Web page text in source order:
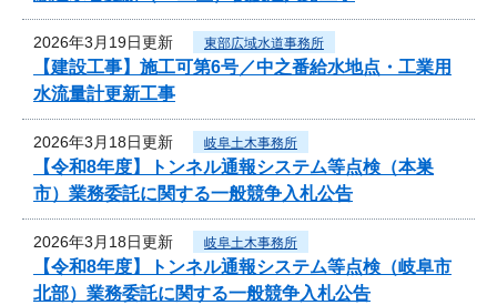
2026年3月19日更新 東部広域水道事務所
【建設工事】施工可第6号／中之番給水地点・工業用
水流量計更新工事
2026年3月18日更新 岐阜土木事務所
【令和8年度】トンネル通報システム等点検（本巣
市）業務委託に関する一般競争入札公告
2026年3月18日更新 岐阜土木事務所
【令和8年度】トンネル通報システム等点検（岐阜市
北部）業務委託に関する一般競争入札公告